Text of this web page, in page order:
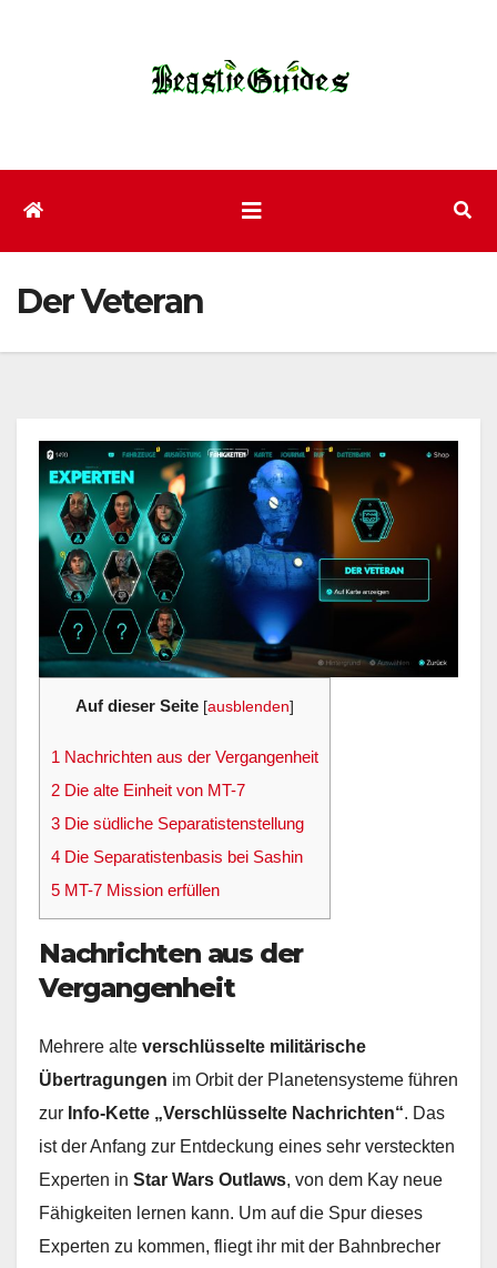
Der Veteran
Auf dieser Seite [ausblenden]
1 Nachrichten aus der Vergangenheit
2 Die alte Einheit von MT-7
3 Die südliche Separatistenstellung
4 Die Separatistenbasis bei Sashin
5 MT-7 Mission erfüllen
Nachrichten aus der
Vergangenheit
Mehrere alte verschlüsselte militärische
Übertragungen im Orbit der Planetensysteme führen
zur Info-Kette „Verschlüsselte Nachrichten“. Das
ist der Anfang zur Entdeckung eines sehr versteckten
Experten in Star Wars Outlaws, von dem Kay neue
Fähigkeiten lernen kann. Um auf die Spur dieses
Experten zu kommen, fliegt ihr mit der Bahnbrecher